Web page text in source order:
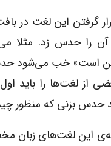
گرفتن این لغت در
را حدس زد. مثلا
است» خب می‌شود حدس
از لغت‌ها را باید
حدس بزنی که منظور
این لغت‌های زبان